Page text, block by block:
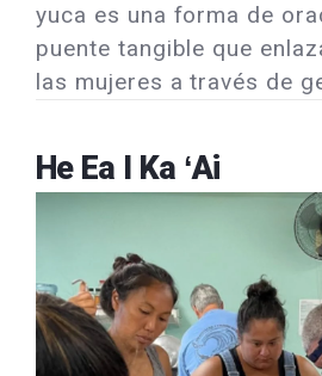
yuca es una forma de
puente tangible que
las mujeres a través de
He Ea I Ka ʻAi